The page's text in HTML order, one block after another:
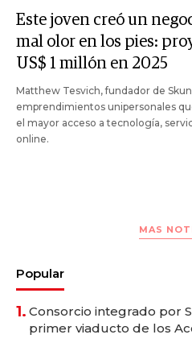
Este joven creó un
mal olor en los pies:
US$ 1 millón en 2025
Matthew Tesvich, fundador de
emprendimientos unipersonales
el mayor acceso a tecnología,
online.
MAS
Popular
1. Consorcio integrado por
primer viaducto de los